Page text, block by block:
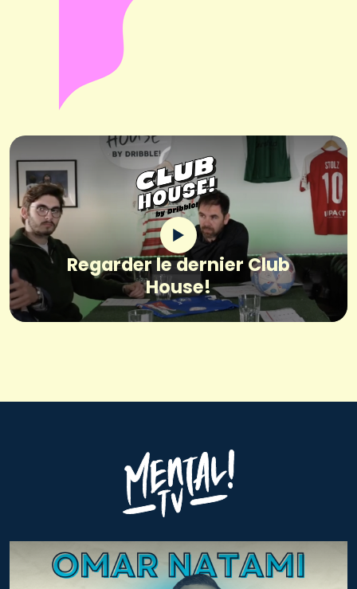
Regarder le dernier Club
House!